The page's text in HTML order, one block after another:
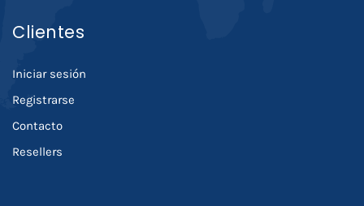
Clientes
Iniciar sesión
Registrarse
Contacto
Resellers